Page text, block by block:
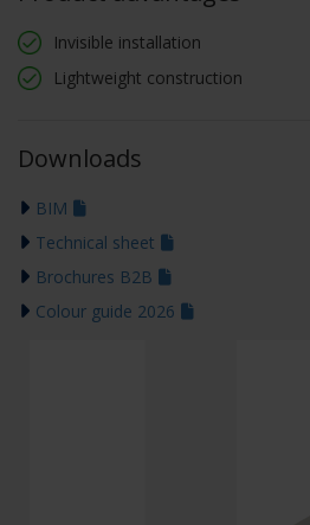
Invisible installation
Lightweight construction
Downloads
BIM
Technical sheet
Brochures B2B
Colour guide 2026